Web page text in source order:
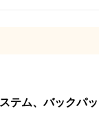
テム、バックパ